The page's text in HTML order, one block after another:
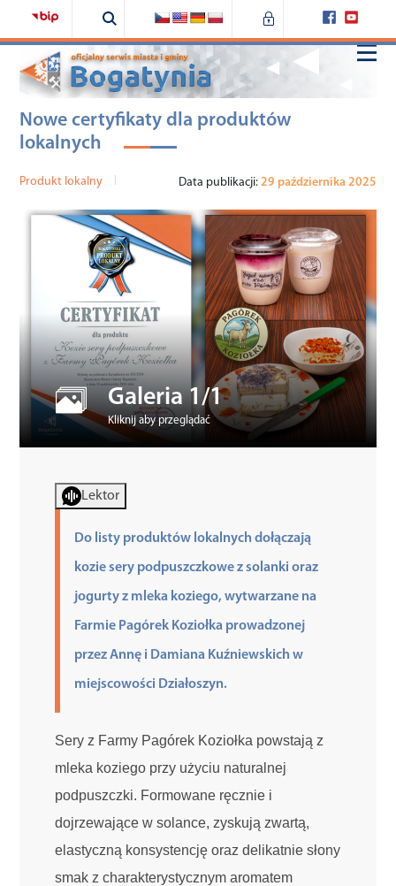
Home
Samorząd
Fundusze zewnętrzne
Środowisko
Nowe certyfikaty dla produktów
lokalnych
Produkt lokalny Data publikacji: 29 października 2025
Galeria 1/1
Kliknij aby przeglądać
Lektor
Do listy produktów lokalnych dołączają
kozie sery podpuszczkowe z solanki oraz
jogurty z mleka koziego, wytwarzane na
Farmie Pagórek Koziołka prowadzonej
przez Annę i Damiana Kuźniewskich w
miejscowości Działoszyn.
Sery z Farmy Pagórek Koziołka powstają z
mleka koziego przy użyciu naturalnej
podpuszczki. Formowane ręcznie i
dojrzewające w solance, zyskują zwartą,
elastyczną konsystencję oraz delikatnie słony
smak z charakterystycznym aromatem